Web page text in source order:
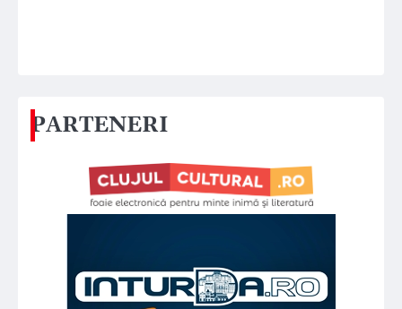
PARTENERI